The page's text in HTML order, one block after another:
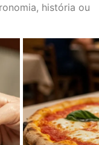
história ou